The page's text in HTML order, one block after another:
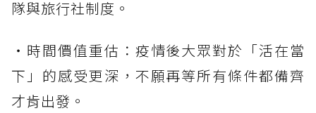
隊與旅行社制度。
・時間價值重估：疫情後大眾對於「活在當
下」的感受更深，不願再等所有條件都備齊
才肯出發。